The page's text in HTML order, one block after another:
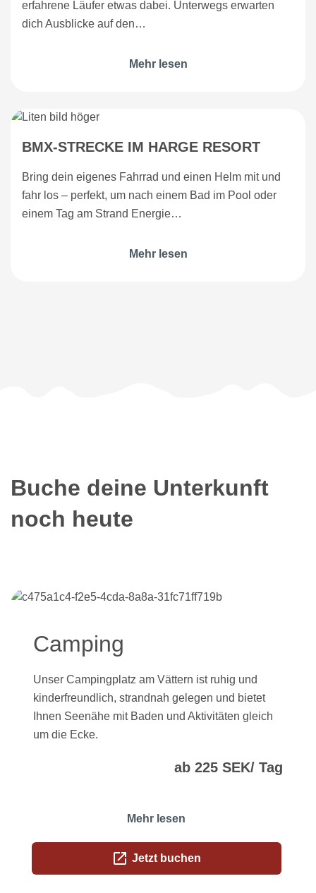
erfahrene Läufer etwas dabei. Unterwegs erwarten
dich Ausblicke auf den…
Mehr lesen
BMX-STRECKE IM HARGE RESORT
Bring dein eigenes Fahrrad und einen Helm mit und
fahr los – perfekt, um nach einem Bad im Pool oder
einem Tag am Strand Energie…
Mehr lesen
Buche deine Unterkunft
noch heute
Camping
Unser Campingplatz am Vättern ist ruhig und
kinderfreundlich, strandnah gelegen und bietet
Ihnen Seenähe mit Baden und Aktivitäten gleich
um die Ecke.
ab 225 SEK/ Tag
Mehr lesen
open_in_new Jetzt buchen